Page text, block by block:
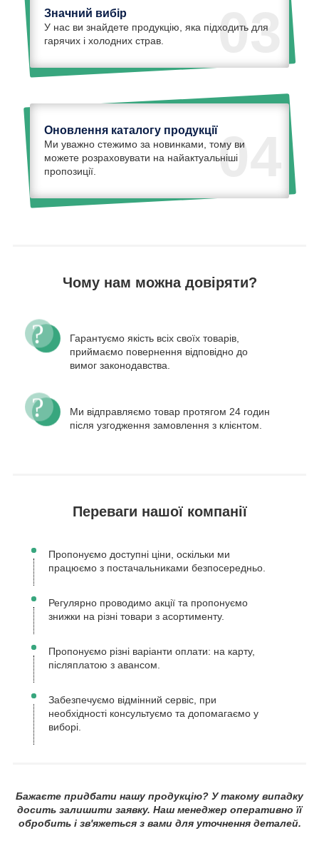
03
Значний вибір
У нас ви знайдете продукцію, яка підходить для
гарячих і холодних страв.
04
Оновлення каталогу продукції
Ми уважно стежимо за новинками, тому ви
можете розраховувати на найактуальніші
пропозиції.
Чому нам можна довіряти?
Гарантуємо якість всіх своїх товарів,
приймаємо повернення відповідно до
вимог законодавства.
Ми відправляємо товар протягом 24 годин
після узгодження замовлення з клієнтом.
Переваги нашої компанії
Пропонуємо доступні ціни, оскільки ми
працюємо з постачальниками безпосередньо.
Регулярно проводимо акції та пропонуємо
знижки на різні товари з асортименту.
Пропонуємо різні варіанти оплати: на карту,
післяплатою з авансом.
Забезпечуємо відмінний сервіс, при
необхідності консультуємо та допомагаємо у
виборі.
Бажаєте придбати нашу продукцію? У такому випадку
досить залишити заявку. Наш менеджер оперативно її
обробить і зв'яжеться з вами для уточнення деталей.